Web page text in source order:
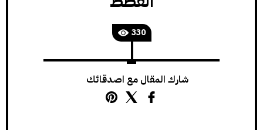
330
شارك المقال مع اصدقائك